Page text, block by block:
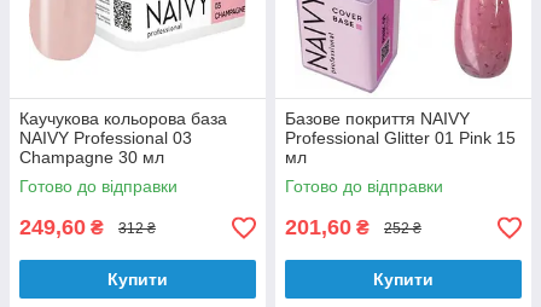
Каучукова кольорова база
NAIVY Professional 03
Champagne 30 мл
Готово до відправки
249,60 ₴ 312 ₴
Купити
Базове покриття NAIVY
Professional Glitter 01 Pink 15
мл
Готово до відправки
201,60 ₴ 252 ₴
Купити